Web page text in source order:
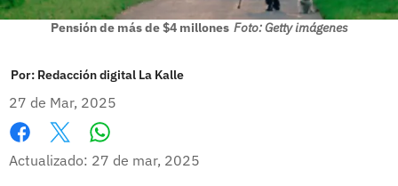
Pensión de más de $4 millones Foto: Getty imágenes
Por: Redacción digital La Kalle
27 de Mar, 2025
Facebook
X
Actualizado: 27 de mar, 2025